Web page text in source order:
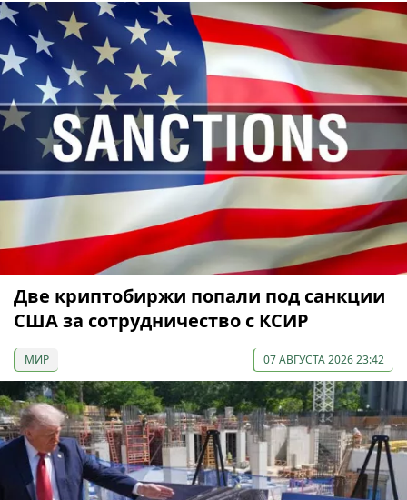
Две криптобиржи попали под санкции
США за сотрудничество с КСИР
МИР 07 АВГУСТА 2026 23:42